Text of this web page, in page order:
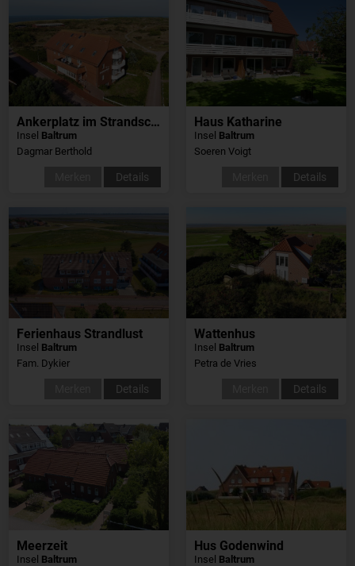
Ankerplatz im Strandschlösschen
Insel Baltrum
Dagmar Berthold
Details
Haus Katharine
Insel Baltrum
Soeren Voigt
Details
Ferienhaus Strandlust
Insel Baltrum
Fam. Dykier
Details
Wattenhus
Insel Baltrum
Petra de Vries
Details
Meerzeit
Insel Baltrum
Hus Godenwind
Insel Baltrum